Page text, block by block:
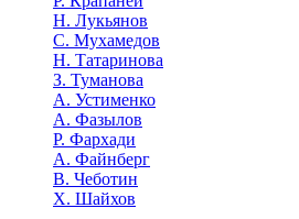
Н. Лукьянов
С. Мухамедов
Н. Татаринова
З. Туманова
А. Устименко
А. Фазылов
Р. Фархади
А. Файнберг
В. Чеботин
Х. Шайхов